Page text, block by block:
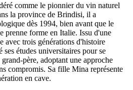
comme le pionnier du vin naturel
la province de Brindisi, il a
dès 1994, bien avant que le
prenne forme en Italie. Issu d'une
avec trois générations d'histoire
études universitaires pour se
père, adoptant une approche
compromis. Sa fille Mina représente
en cave.